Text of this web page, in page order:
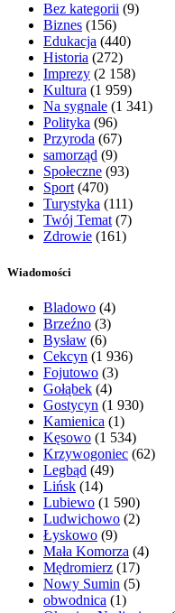
Bez kategorii (9)
Biznes (156)
Edukacja (440)
Historia (272)
Imprezy (2 158)
Kultura (1 959)
Na sygnale (1 341)
Polityka (96)
Przyroda (67)
samorząd (9)
Społeczne (93)
Sport(470)
Turystyka (111)
Twój Temat(7)
Zdrowie (161)
Wiadomości
Bladowo (4)
Brzeźno (3)
Bysław (6)
Cekcyn (1 936)
Fojutowo (3)
Gołąbek (4)
Gostycyn (1 930)
Kamienica (1)
Kęsowo (1 534)
Krzywogoniec (62)
Legbąd (49)
Lińsk (14)
Lubiewo (1 590)
Ludwichowo (2)
Łyskowo (9)
Mała Komorza (4)
Mędromierz (17)
Nowy Sumin (5)
obwodnica (1)